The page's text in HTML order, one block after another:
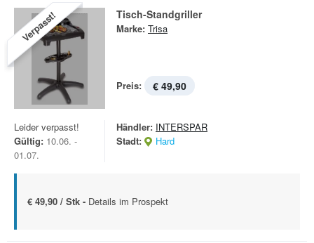
Verpasst! Tisch-Standgriller
Marke: Trisa
Preis: € 49,90
Leider verpasst!
Gültig: 10.06. -
01.07.
Händler: INTERSPAR
Stadt:
Hard
€ 49,90 / Stk - Details im Prospekt